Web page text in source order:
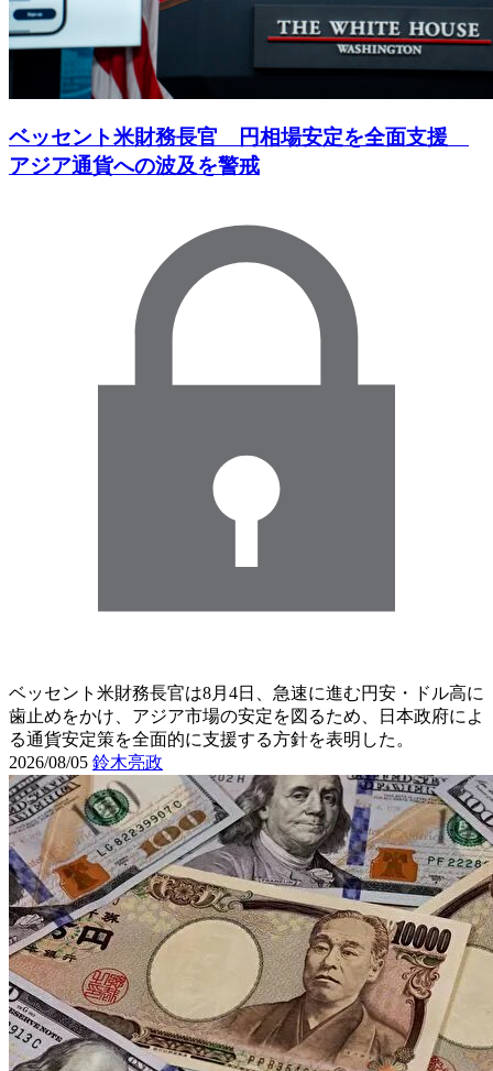
ベッセント米財務長官 円相場安定を全面支援
アジア通貨への波及を警戒
ベッセント米財務長官は8月4日、急速に進む円安・ドル高に
歯止めをかけ、アジア市場の安定を図るため、日本政府によ
る通貨安定策を全面的に支援する方針を表明した。
2026/08/05 鈴木亮政